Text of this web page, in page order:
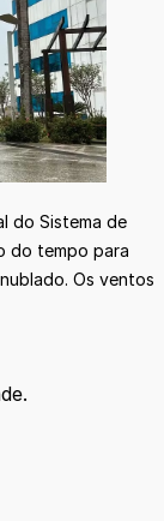
do Sistema de
do tempo para
Os ventos